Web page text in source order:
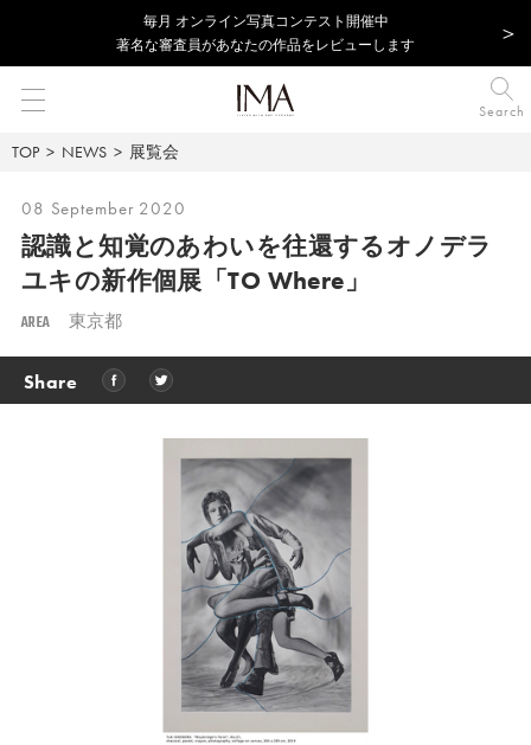
毎⽉ オンライン写真コンテスト開催中
著名な審査員があなたの作品をレビューします
Search
TOP NEWS 展覧会
08 September 2020
認識と知覚のあわいを往還するオノデラ
ユキの新作個展「TO Where」
AREA 東京都
Share